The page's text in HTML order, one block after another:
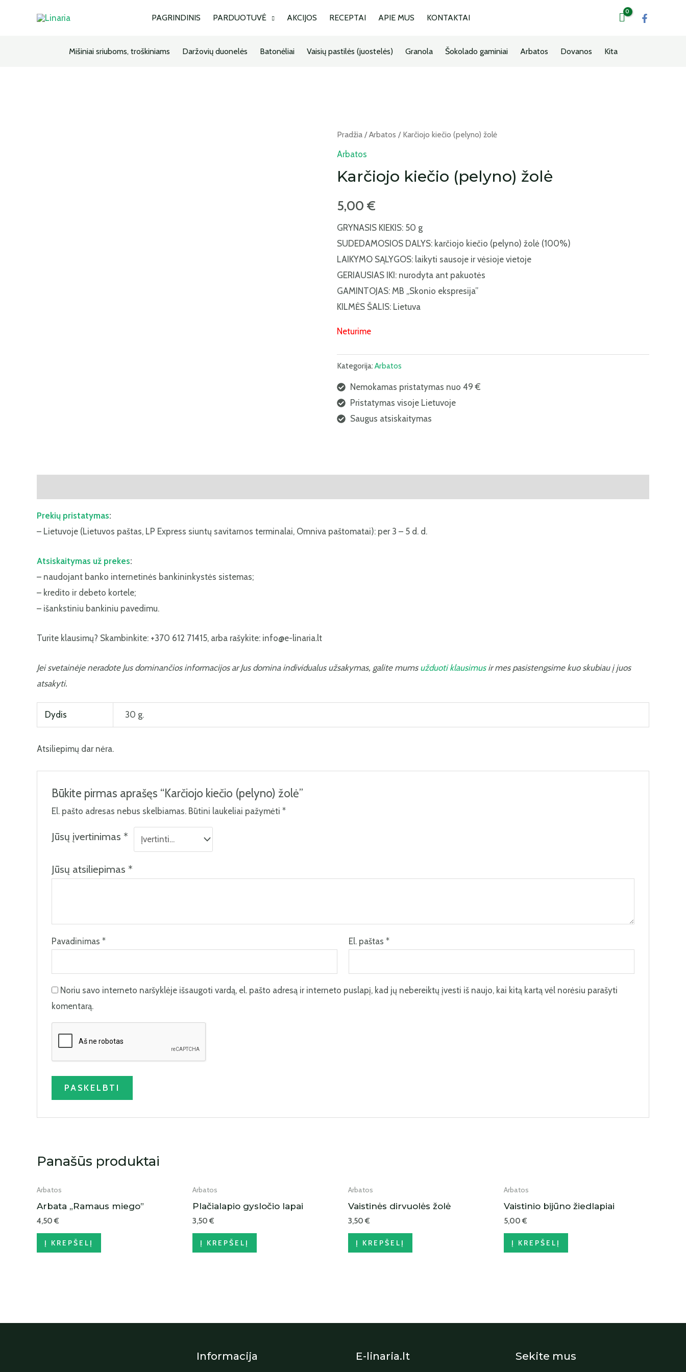
PAGRINDINIS PARDUOTUVĖ AKCIJOS RECEPTAI APIE MUS KONTAKTAI
Mišiniai sriuboms, troškiniams Daržovių duonelės Batonėliai Vaisių pastilės (juostelės) Granola Šokolado gaminiai Arbatos Dovanos Kita
Pradžia /Arbatos / Karčiojo kiečio (pelyno) žolė
Arbatos
Karčiojo kiečio (pelyno) žolė
5,00 €
GRYNASIS KIEKIS: 50 g
SUDEDAMOSIOS DALYS: karčiojo kiečio (pelyno) žolė (100%)
LAIKYMO SĄLYGOS: laikyti sausoje ir vėsioje vietoje
GERIAUSIAS IKI: nurodyta ant pakuotės
GAMINTOJAS: MB „Skonio ekspresija”
KILMĖS ŠALIS: Lietuva
Neturime
Kategorija:Arbatos
Nemokamas pristatymas nuo 49 €
Pristatymas visoje Lietuvoje
Saugus atsiskaitymas
Prekių pristatymas:
– Lietuvoje (Lietuvos paštas, LP Express siuntų savitarnos terminalai, Omniva paštomatai): per 3 – 5 d. d.
Atsiskaitymas už prekes:
– naudojant banko internetinės bankininkystės sistemas;
– kredito ir debeto kortele;
– išankstiniu bankiniu pavedimu.
Turite klausimų? Skambinkite: +370 612 71415, arba rašykite: info@e-linaria.lt
Jei svetainėje neradote Jus dominančios informacijos ar Jus domina individualus užsakymas, galite mums užduoti klausimusir mes pasistengsime kuo skubiau į juos
atsakyti.
Dydis 30 g.
Atsiliepimų dar nėra.
Būkite pirmas aprašęs “Karčiojo kiečio (pelyno) žolė”
El. pašto adresas nebus skelbiamas. Būtini laukeliai pažymėti*
Jūsų įvertinimas *
Jūsų atsiliepimas *
Pavadinimas* El. paštas*
Noriu savo interneto naršyklėje išsaugoti vardą, el. pašto adresą ir interneto puslapį, kad jų nebereiktų įvesti iš naujo, kai kitą kartą vėl norėsiu parašyti
komentarą.
Panašūs produktai
Arbatos
Arbata „Ramaus miego”
4,50€
Į KREPŠELĮ
Arbatos
Plačialapio gysločio lapai
3,50€
Į KREPŠELĮ
Arbatos
Vaistinės dirvuolės žolė
3,50€
Į KREPŠELĮ
Arbatos
Vaistinio bijūno žiedlapiai
5,00€
Į KREPŠELĮ
Informacija E-linaria.lt Sekite mus